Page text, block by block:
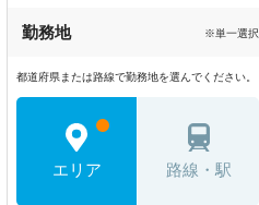
勤務地 ※単一選択
都道府県または路線で勤務地を選んでください。
エリア 路線・駅